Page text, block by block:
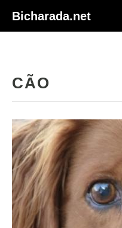
Bicharada.net
CÃO